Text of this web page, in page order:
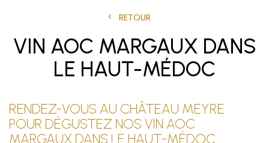
RETOUR
VIN AOC MARGAUX DANS
LE HAUT-MÉDOC
RENDEZ-VOUS AU CHÂTEAU MEYRE
POUR DÉGUSTEZ NOS VIN AOC
MARGAUX DANS LE HAUT-MÉDOC